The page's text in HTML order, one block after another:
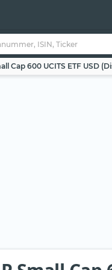
Cap 600 UCITS ETF USD